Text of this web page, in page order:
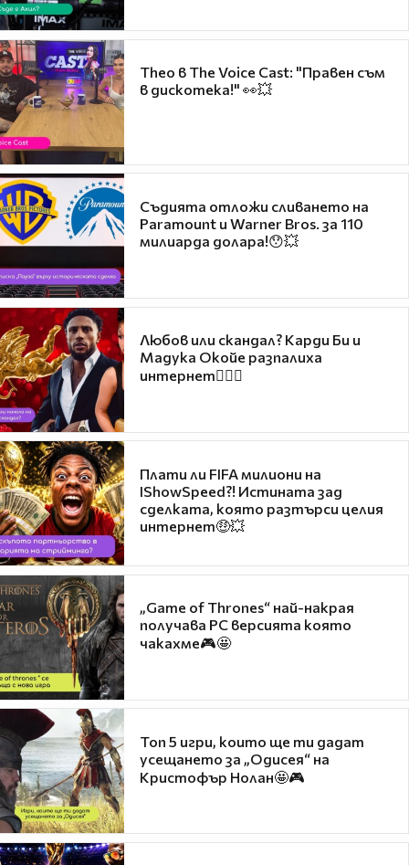
Theo в The Voice Cast: "Правен съм
в дискотека!" 👀💥
Съдията отложи сливането на
Paramount и Warner Bros. за 110
милиарда долара!😯💥
Любов или скандал? Карди Би и
Мадука Окойе разпалиха
интернет❤️‍🔥🔥
Плати ли FIFA милиони на
IShowSpeed?! Истината зад
сделката, която разтърси целия
интернет🤑💥
„Game of Thrones“ най-накрая
получава PC версията която
чакахме🎮🤩
Топ 5 игри, които ще ти дадат
усещането за „Одисея“ на
Кристофър Нолан🤩🎮